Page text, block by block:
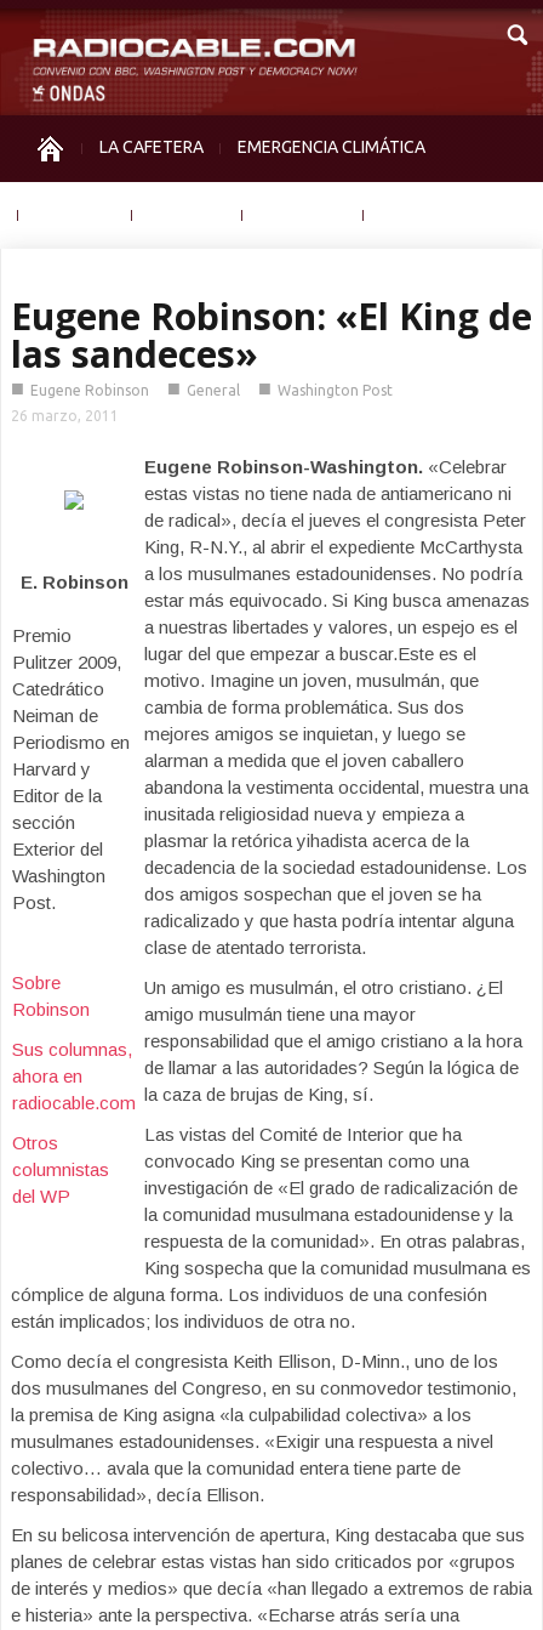
LA CAFETERA EMERGENCIA CLIMÁTICA
Eugene Robinson: «El King de
las sandeces»
■ Eugene Robinson ■ General ■ Washington Post
26 marzo, 2011
E. Robinson
Premio
Pulitzer 2009,
Catedrático
Neiman de
Periodismo en
Harvard y
Editor de la
sección
Exterior del
Washington
Post.
Sobre
Robinson
Sus columnas,
ahora en
radiocable.com
Otros
columnistas
del WP
Eugene Robinson-Washington. «Celebrar
estas vistas no tiene nada de antiamericano ni
de radical», decía el jueves el congresista Peter
King, R-N.Y., al abrir el expediente McCarthysta
a los musulmanes estadounidenses. No podría
estar más equivocado. Si King busca amenazas
a nuestras libertades y valores, un espejo es el
lugar del que empezar a buscar.Este es el
motivo. Imagine un joven, musulmán, que
cambia de forma problemática. Sus dos
mejores amigos se inquietan, y luego se
alarman a medida que el joven caballero
abandona la vestimenta occidental, muestra una
inusitada religiosidad nueva y empieza a
plasmar la retórica yihadista acerca de la
decadencia de la sociedad estadounidense. Los
dos amigos sospechan que el joven se ha
radicalizado y que hasta podría intentar alguna
clase de atentado terrorista.
Un amigo es musulmán, el otro cristiano. ¿El
amigo musulmán tiene una mayor
responsabilidad que el amigo cristiano a la hora
de llamar a las autoridades? Según la lógica de
la caza de brujas de King, sí.
Las vistas del Comité de Interior que ha
convocado King se presentan como una
investigación de «El grado de radicalización de
la comunidad musulmana estadounidense y la
respuesta de la comunidad». En otras palabras,
King sospecha que la comunidad musulmana es
cómplice de alguna forma. Los individuos de una confesión
están implicados; los individuos de otra no.
Como decía el congresista Keith Ellison, D-Minn., uno de los
dos musulmanes del Congreso, en su conmovedor testimonio,
la premisa de King asigna «la culpabilidad colectiva» a los
musulmanes estadounidenses. «Exigir una respuesta a nivel
colectivo… avala que la comunidad entera tiene parte de
responsabilidad», decía Ellison.
En su belicosa intervención de apertura, King destacaba que sus
planes de celebrar estas vistas han sido criticados por «grupos
de interés y medios» que decía «han llegado a extremos de rabia
e histeria» ante la perspectiva. «Echarse atrás sería una